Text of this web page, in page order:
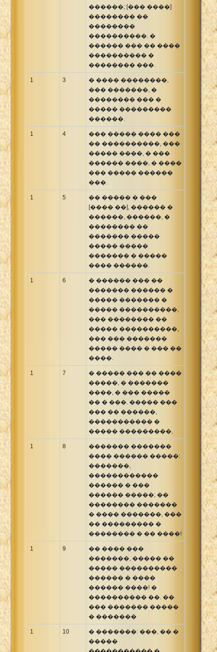
������; [��� ����]
�������� ��
��������
����������. �
������ ��� �� ����
���������� �
�������� ���.
1 3
� ���� ��������,
��� �������, �
�������� ��� �
����� ���������
������.
1 4
��� ����� ���� ���
�� ����������, ���
����� ����, � ���
������ ����, � ����
��� ����� ������
���.
1 5
�� ����� � ���
[���� ��], ������ �
������, ������, �
�������� ��
������� �����
����� �����
������� � �����
���� ������.
1 6
� ������ ��� ��
������� ������ �
����� ������� �
����� ����������,
��� �������� ��
����� ����������,
��� ��� �������
����� ���� � ��� ��
����.
1 7
� ����� ��� �� ����
�����, � �������
����, � ��� �����
�� � ���. ����� ���
��� �� ������,
����������� �
����� ���������,
1 8
������� �������
���� ������ �����:
�������,
������������
������ � ���
������ �����; ��
�������� �������
� ���� �������, ���
�� ��������� �
�������� � �� ����!
1 9
�� ���� ���
�������, ����� ��
����� ����������
������ � ����
������ ����! �
���������� ��. ��
��� ������� �����
� �������
1 10
� �������: ���, �� �
�����